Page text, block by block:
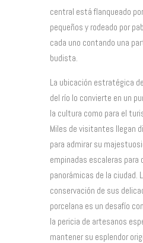
central está flanqueado
pequeños y rodeado por
cada uno contando una
budista.
La ubicación estratégica
del río lo convierte en un
la cultura como para el
Miles de visitantes llegan
para admirar su
empinadas escaleras
panorámicas de la ciudad.
conservación de sus
porcelana es un desafío
la pericia de artesanos
mantener su esplendor